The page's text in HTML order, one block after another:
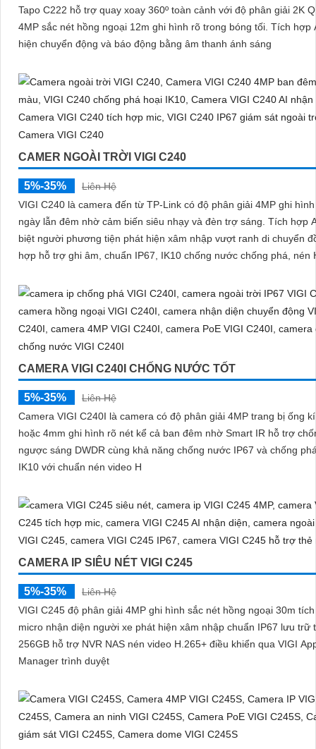
Tapo C222 hỗ trợ quay xoay 360º toàn cảnh với độ phân giải 2K
4MP sắc nét hồng ngoại 12m ghi hình rõ trong bóng tối. Tích hợp AI phát
hiện chuyển động và báo động bằng âm thanh ánh sáng
CAMER NGOÀI TRỜI VIGI C240
5%-35%
Liên Hệ
VIGI C240 là camera đến từ TP-Link có độ phân giải 4MP ghi
ngày lẫn đêm nhờ cảm biến siêu nhạy và đèn trợ sáng. Tích hợp AI phân
biệt người phương tiện phát hiện xâm nhập vượt ranh di chuyển
hợp hỗ trợ ghi âm, chuẩn IP67, IK10 chống nước chống phá, nén
CAMERA VIGI C240I CHỐNG NƯỚC TỐT
5%-35%
Liên Hệ
Camera VIGI C240I là camera có độ phân giải 4MP trang bị ống
hoặc 4mm ghi hình rõ nét kể cả ban đêm nhờ Smart IR hỗ trợ chống
ngược sáng DWDR cùng khả năng chống nước IP67 và chống
IK10 với chuẩn nén video H
CAMERA IP SIÊU NÉT VIGI C245
5%-35%
Liên Hệ
VIGI C245 độ phân giải 4MP ghi hình sắc nét hồng ngoại 30m
micro nhận diện người xe phát hiện xâm nhập chuẩn IP67 lưu trữ
256GB hỗ trợ NVR NAS nén video H.265+ điều khiển qua VIGI
Manager trình duyệt